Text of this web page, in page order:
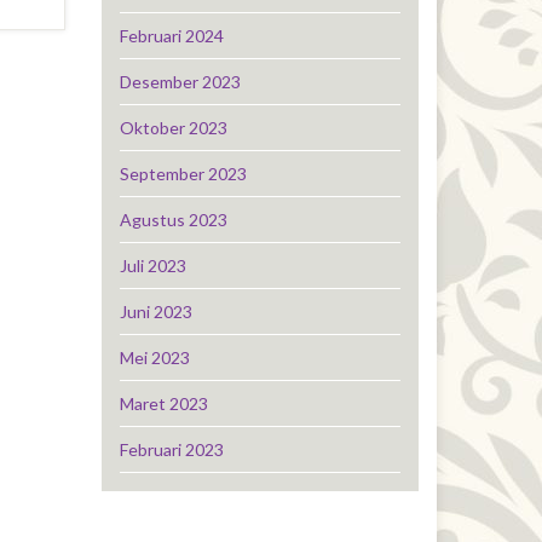
Februari 2024
Desember 2023
Oktober 2023
September 2023
Agustus 2023
Juli 2023
Juni 2023
Mei 2023
Maret 2023
Februari 2023